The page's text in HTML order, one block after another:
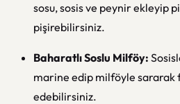
sosu, sosis ve peynir ekleyip
pişirebilirsiniz.
Baharatlı Soslu Milföy:
marine edip milföyle sararak
edebilirsiniz.